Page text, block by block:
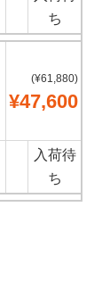
ち
(¥61,880)
¥47,600
入荷待
ち